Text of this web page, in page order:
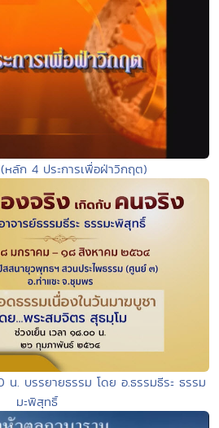
ลัก 4 ประการเพื่อฝ่าวิกฤต)
. บรรยายธรรม โดย อ.ธรรมธีระ ธรรม
มะพิสุทธิ์